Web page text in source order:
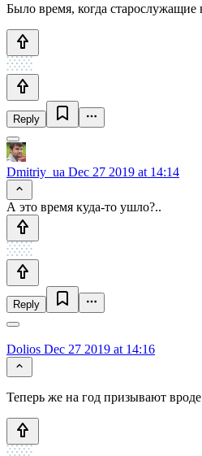
Было время, когда
Reply
Dmitriy_ua Dec 27 2019 at 14:14
А это время куда-то ушло?..
Reply
Dolios Dec 27 2019 at 14:16
Теперь же на год призывают